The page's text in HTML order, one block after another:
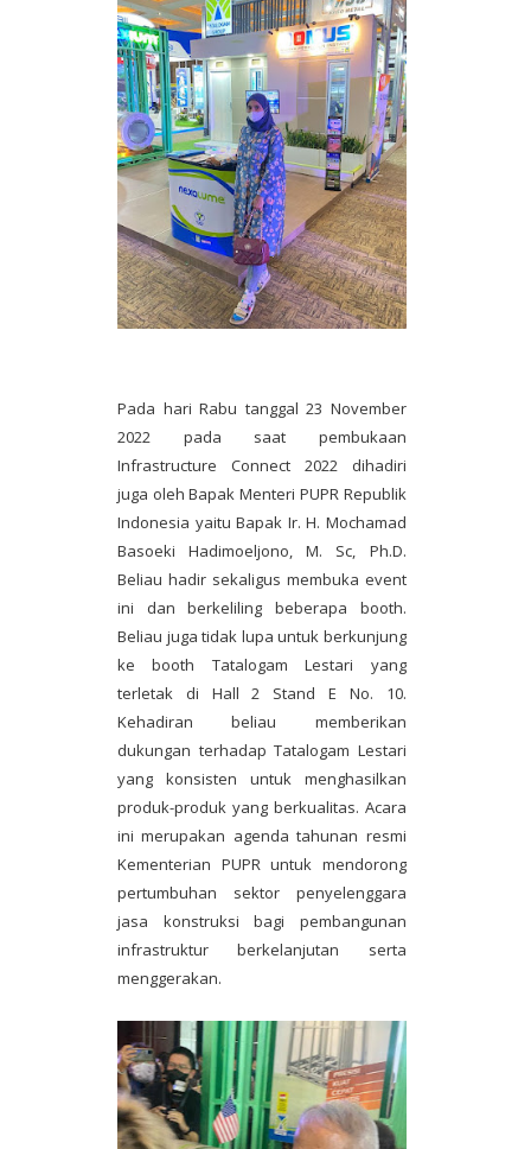
Pada hari Rabu tanggal 23 November
2022 pada saat pembukaan
Infrastructure Connect 2022 dihadiri
juga oleh Bapak Menteri PUPR Republik
Indonesia yaitu Bapak Ir. H. Mochamad
Basoeki Hadimoeljono, M. Sc, Ph.D.
Beliau hadir sekaligus membuka event
ini dan berkeliling beberapa booth.
Beliau juga tidak lupa untuk berkunjung
ke booth Tatalogam Lestari yang
terletak di Hall 2 Stand E No. 10.
Kehadiran beliau memberikan
dukungan terhadap Tatalogam Lestari
yang konsisten untuk menghasilkan
produk-produk yang berkualitas. Acara
ini merupakan agenda tahunan resmi
Kementerian PUPR untuk mendorong
pertumbuhan sektor penyelenggara
jasa konstruksi bagi pembangunan
infrastruktur berkelanjutan serta
menggerakan.